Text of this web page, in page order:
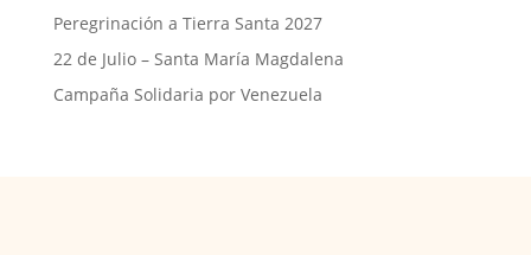
Peregrinación a Tierra Santa 2027
22 de Julio – Santa María Magdalena
Campaña Solidaria por Venezuela